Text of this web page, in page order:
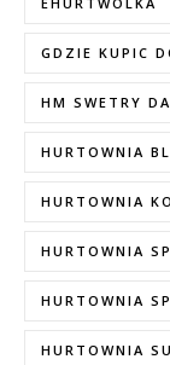
GDZIE KUPIC
HM SWETRY
HURTOWNIA
HURTOWNIA
HURTOWNIA
HURTOWNIA
HURTOWNIA